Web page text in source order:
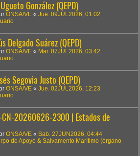
González (QEPD)
ONSA/VE « Jue. 09JUL2026, 01:02
Delgado Suárez (QEPD)
ONSA/VE « Mar. 07JUL2026, 03:42
Segovia Justo (QEPD)
ONSA/VE « Jue. 02JUL2026, 12:23
CN-20260626-2300 | Estados de
ONSA/VE « Sab. 27JUN2026, 04:44
de Apoyo & Salvamento Marítimo (órgano